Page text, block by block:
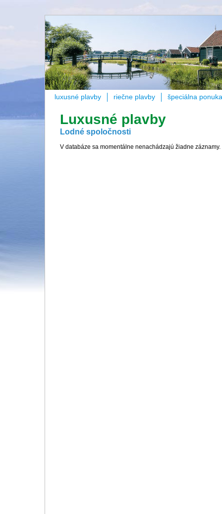
luxusné plavby riečne plavby špeciálna ponuka
Luxusné plavby
Lodné spoločnosti
V databáze sa momentálne nenachádzajú žiadne záznamy.